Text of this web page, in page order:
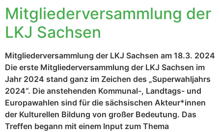
Mitgliederversammlung der
LKJ Sachsen
Mitgliederversammlung der LKJ Sachsen am 18.3. 2024
Die erste Mitgliederversammlung der LKJ Sachsen im
Jahr 2024 stand ganz im Zeichen des „Superwahljahrs
2024“. Die anstehenden Kommunal-, Landtags- und
Europawahlen sind für die sächsischen Akteur*innen
der Kulturellen Bildung von großer Bedeutung. Das
Treffen begann mit einem Input zum Thema